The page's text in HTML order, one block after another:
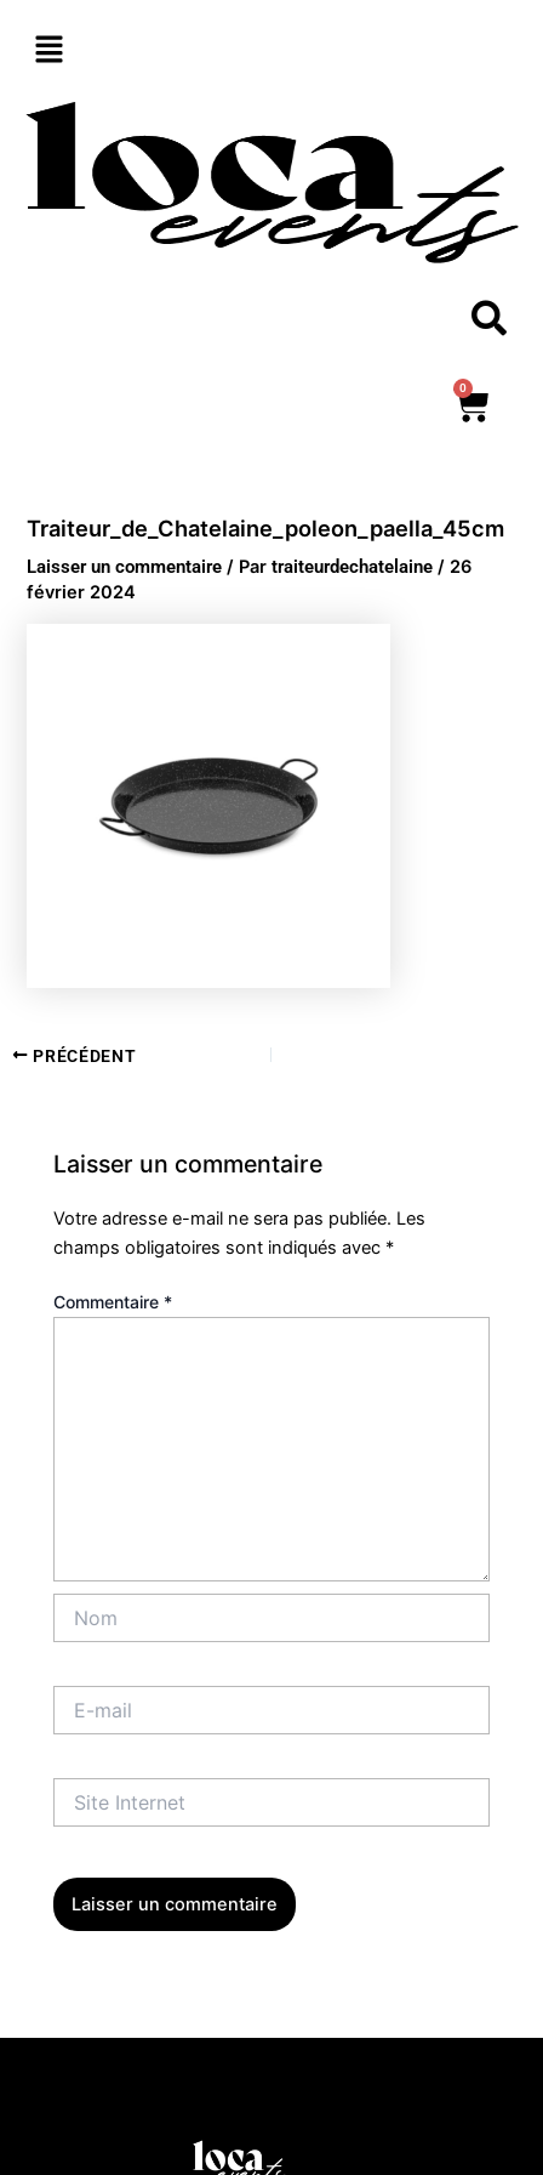
0
Traiteur_de_Chatelaine_poleon_paella_45cm
Laisser un commentaire / Partraiteurdechatelaine/ 26
février 2024
PRÉCÉDENT
Laisser un commentaire
Votre adresse e-mail ne sera pas publiée. Les
champs obligatoires sont indiqués avec *
Commentaire *
mail
Internet